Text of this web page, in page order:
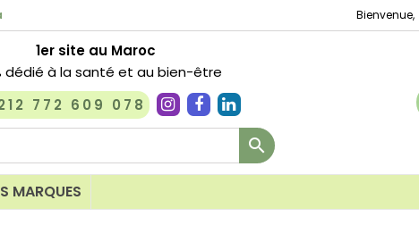
Bienvenue,
1er site au Maroc
dédié à la santé et au bien-être
772 609 078

MARQUES